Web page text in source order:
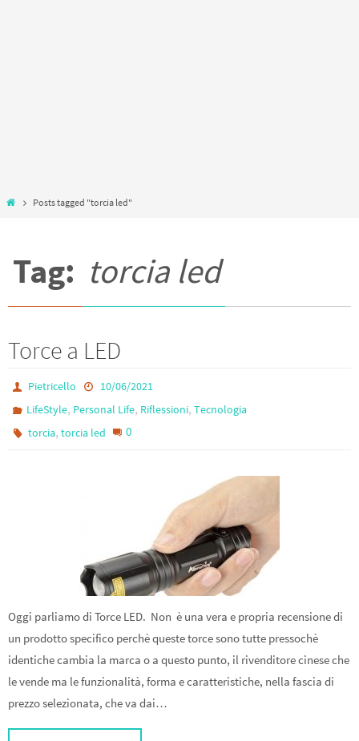
HomePosts tagged "torcia led"
Tag: torcia led
Torce a LED
Pietricello
10/06/2021
LifeStyle, Personal Life, Riflessioni,Tecnologia
torcia,torcia led 0
Oggi parliamo di Torce LED. Non è una vera e propria recensione di
un prodotto specifico perchè queste torce sono tutte pressochè
identiche cambia la marca o a questo punto, il rivenditore cinese che
le vende ma le funzionalità, forma e caratteristiche, nella fascia di
prezzo selezionata, che va dai…